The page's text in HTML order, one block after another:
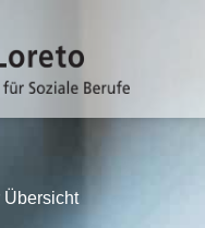
Übersicht